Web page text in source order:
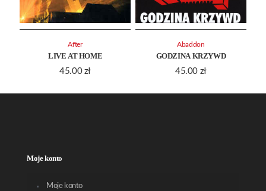
LIVE AT HOME
45.00 zł
After
GODZINA KRZYWD
45.00 zł
Abaddon
Moje konto
Moje konto